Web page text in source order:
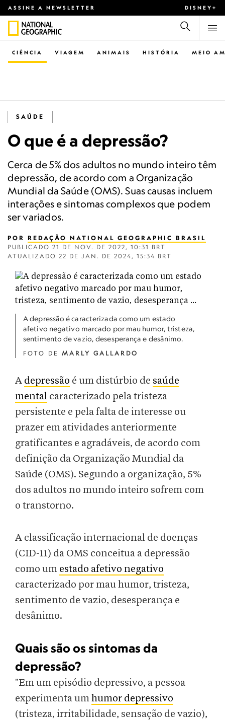
ASSINE A NEWSLETTER DISNEY+
CIÊNCIA VIAGEM ANIMAIS HISTÓRIA MEIO
SAÚDE
O que é a depressão?
Cerca de 5% dos adultos no mundo inteiro têm
depressão, de acordo com a Organização
Mundial da Saúde (OMS). Suas causas incluem
interações e sintomas complexos que podem
ser variados.
POR REDAÇÃO NATIONAL GEOGRAPHIC BRASIL
PUBLICADO 21 DE NOV. DE 2022, 10:31 BRT
ATUALIZADO 22 DE JAN. DE 2024, 15:34 BRT
A depressão é caracterizada como um estado
afetivo negativo marcado por mau humor, tristeza,
sentimento de vazio, desesperança e desânimo.
FOTO DE MARLY GALLARDO
A depressão é um distúrbio de saúde
mental caracterizado pela tristeza
persistente e pela falta de interesse ou
prazer em atividades anteriormente
gratificantes e agradáveis, de acordo com
definição da Organização Mundial da
Saúde (OMS). Segundo a organização, 5%
dos adultos no mundo inteiro sofrem com
o transtorno.
A classificação internacional de doenças
(CID-11) da OMS conceitua a depressão
como um estado afetivo negativo
caracterizado por mau humor, tristeza,
sentimento de vazio, desesperança e
desânimo.
Quais são os sintomas da
depressão?
"Em um episódio depressivo, a pessoa
experimenta umhumor depressivo
(tristeza, irritabilidade, sensação de vazio),